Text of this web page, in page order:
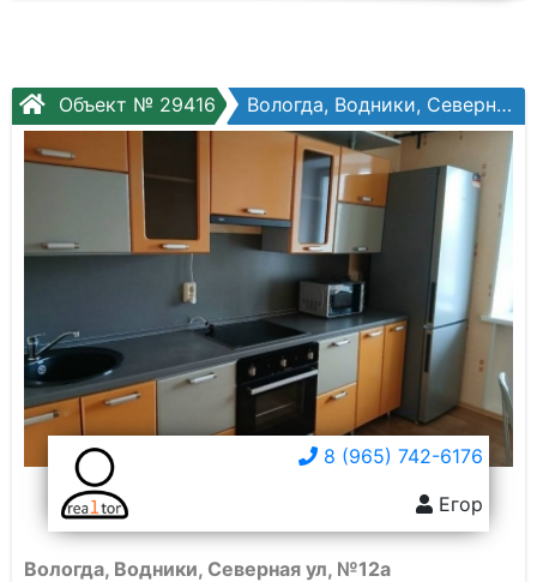
Объект № 29416 Вологда, Водники, Северная ул, №12а
8 (965) 742-6176
Егор
Вологда, Водники, Северная ул, №12а